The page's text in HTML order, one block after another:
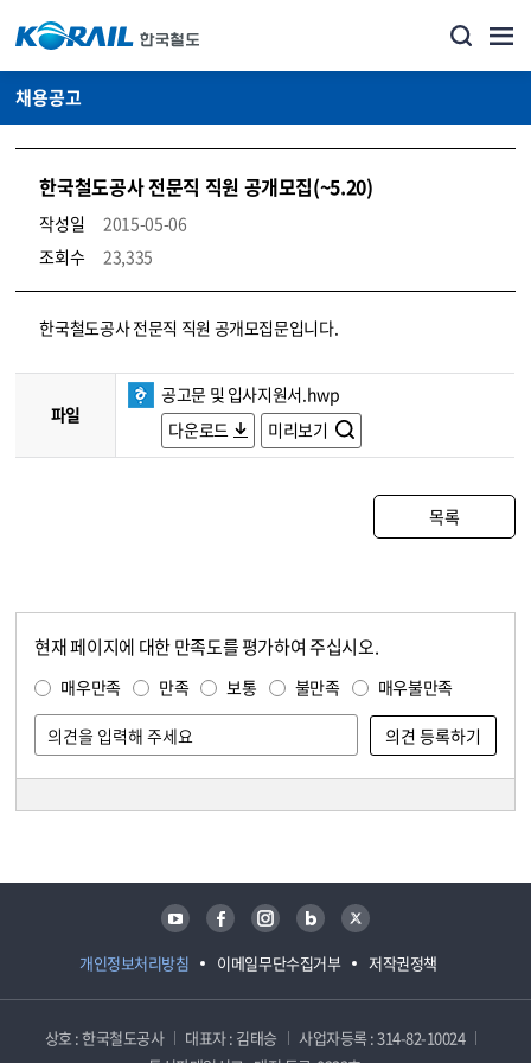
채용공고
한국철도공사 전문직 직원 공개모집(~5.20)
작성일
2015-05-06
조회수
23,335
코레일소개_경영공시_채용공고 상세보기 – 내용, 파일, 담당자 연락처로 구성
한국철도공사 전문직 직원 공개모집문입니다.
파일
공고문 및 입사지원서.hwp
다운로드
미리보기
목록
현재 페이지에 대한 만족도를 평가하여 주십시오.
매우만족 만족 보통 불만족 매우불만족
개인정보처리방침 이메일무단수집거부 저작권정책
유튜브 페이스북 인스타그램 블로그 트위터
상호 : 한국철도공사 대표자 : 김태승
사업자등록 : 314-82-10024